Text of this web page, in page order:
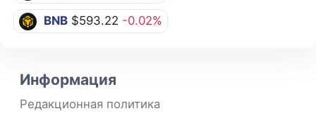
BNB $593.22 -0.02%
Информация
Редакционная политика